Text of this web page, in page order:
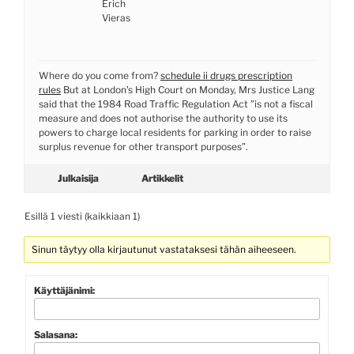
Erich
Vieras
Where do you come from? schedule ii drugs prescription
rules But at London's High Court on Monday, Mrs Justice Lang
said that the 1984 Road Traffic Regulation Act ”is not a fiscal
measure and does not authorise the authority to use its
powers to charge local residents for parking in order to raise
surplus revenue for other transport purposes”.
Julkaisija Artikkelit
Esillä 1 viesti (kaikkiaan 1)
Sinun täytyy olla kirjautunut vastataksesi tähän aiheeseen.
Käyttäjänimi:
Salasana: